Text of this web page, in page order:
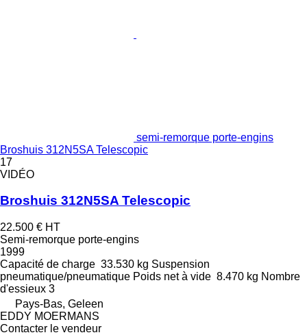
semi-remorque porte-engins
Broshuis 312N5SA Telescopic
17
VIDÉO
Broshuis 312N5SA Telescopic
22.500 € HT
Semi-remorque porte-engins
1999
Capacité de charge 33.530 kg Suspension
pneumatique/pneumatique Poids net à vide 8.470 kg Nombre
d'essieux 3
Pays-Bas, Geleen
EDDY MOERMANS
Contacter le vendeur